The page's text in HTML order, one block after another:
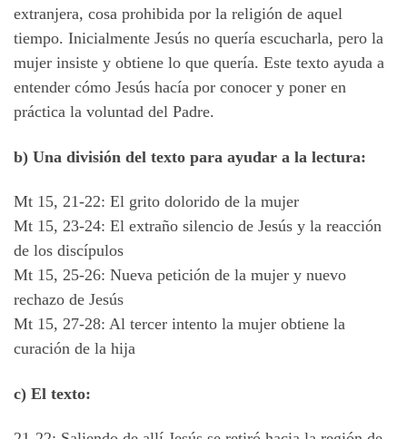
extranjera, cosa prohibida por la religión de aquel
tiempo. Inicialmente Jesús no quería escucharla, pero la
mujer insiste y obtiene lo que quería. Este texto ayuda a
entender cómo Jesús hacía por conocer y poner en
práctica la voluntad del Padre.
b) Una división del texto para ayudar a la lectura:
Mt 15, 21-22: El grito dolorido de la mujer
Mt 15, 23-24: El extraño silencio de Jesús y la reacción
de los discípulos
Mt 15, 25-26: Nueva petición de la mujer y nuevo
rechazo de Jesús
Mt 15, 27-28: Al tercer intento la mujer obtiene la
curación de la hija
c) El texto: